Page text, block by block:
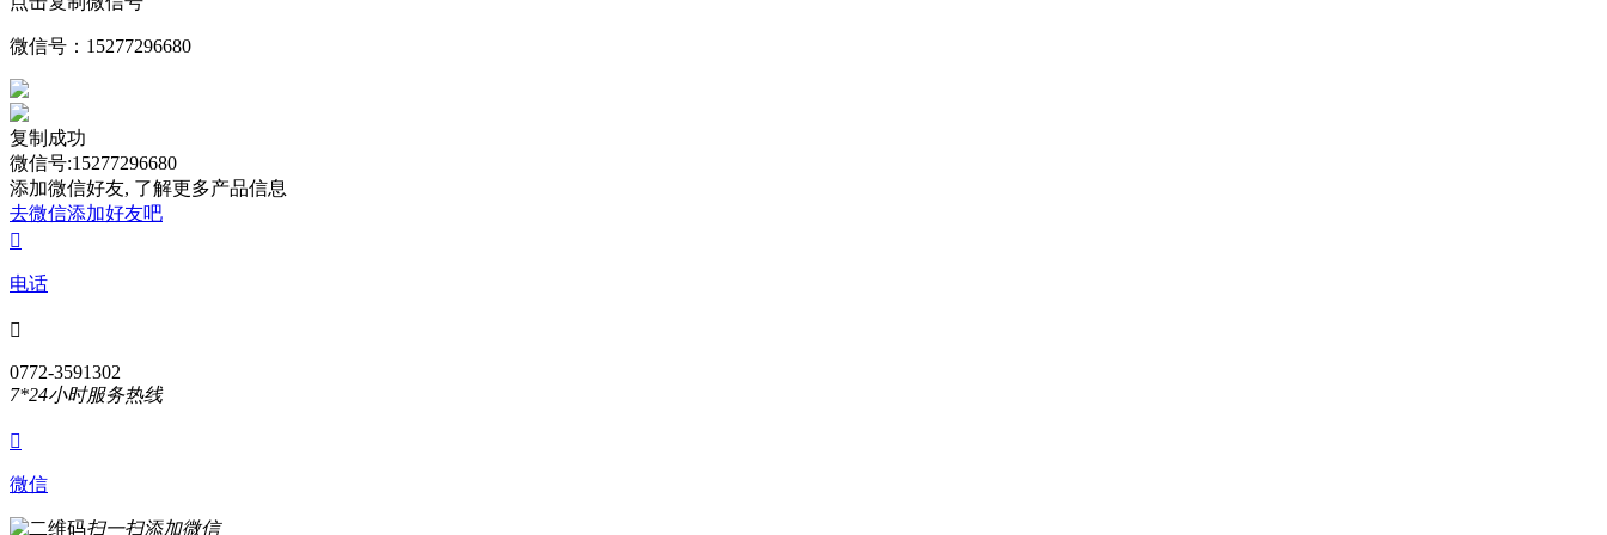
微信号： 15277296680
复制成功
微信号:15277296680
添加微信好友, 了解更多产品信息
去微信添加好友吧

电话

0772-3591302
7*24小时服务热线

微信
扫一扫添加微信